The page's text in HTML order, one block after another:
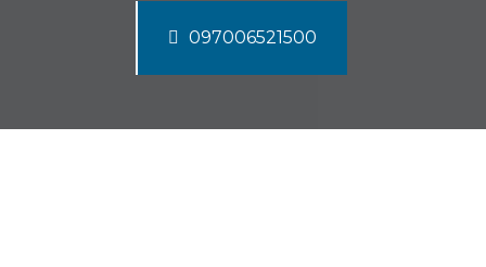
097006521500